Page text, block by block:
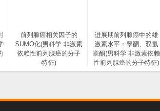
前列腺癌相关因子的
SUMO化(男科学 非激素
依赖性前列腺癌的分子
特征)
进展期前列腺癌中的雄
激素水平：睾酮、双氢
睾酮(男科学 非激素依赖
性前列腺癌的分子特征)